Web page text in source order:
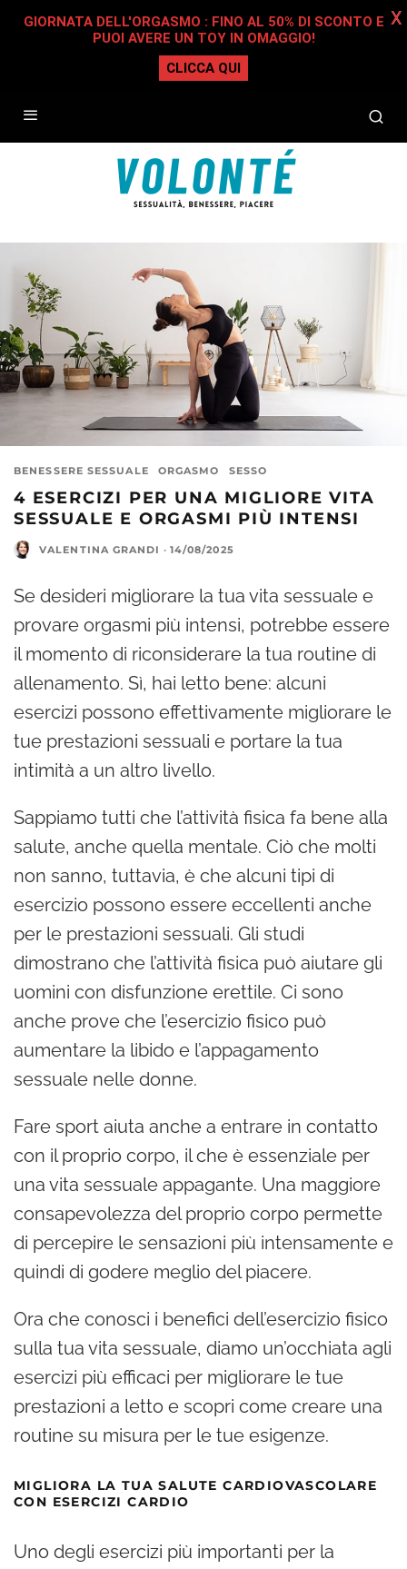
BENESSERE SESSUALE ORGASMO SESSO
4 ESERCIZI PER UNA MIGLIORE VITA
SESSUALE E ORGASMI PIÙ INTENSI
VALENTINA GRANDI · 14/08/2025
Se desideri migliorare la tua vita sessuale e
provare orgasmi più intensi, potrebbe essere
il momento di riconsiderare la tua routine di
allenamento. Sì, hai letto bene: alcuni
esercizi possono effettivamente migliorare le
tue prestazioni sessuali e portare la tua
intimità a un altro livello.
Sappiamo tutti che l’attività fisica fa bene alla
salute, anche quella mentale. Ciò che molti
non sanno, tuttavia, è che alcuni tipi di
esercizio possono essere eccellenti anche
per le prestazioni sessuali. Gli studi
dimostrano che l’attività fisica può aiutare gli
uomini con disfunzione erettile. Ci sono
anche prove che l’esercizio fisico può
aumentare la libido e l’appagamento
sessuale nelle donne.
Fare sport aiuta anche a entrare in contatto
con il proprio corpo, il che è essenziale per
una vita sessuale appagante. Una maggiore
consapevolezza del proprio corpo permette
di percepire le sensazioni più intensamente e
quindi di godere meglio del piacere.
Ora che conosci i benefici dell’esercizio fisico
sulla tua vita sessuale, diamo un’occhiata agli
esercizi più efficaci per migliorare le tue
prestazioni a letto e scopri come creare una
routine su misura per le tue esigenze.
MIGLIORA LA TUA SALUTE CARDIOVASCOLARE
CON ESERCIZI CARDIO
Uno degli esercizi più importanti per la
GIORNATA DELL'ORGASMO : FINO AL 50% DI SCONTO E
PUOI AVERE UN TOY IN OMAGGIO!
CLICCA QUI
X